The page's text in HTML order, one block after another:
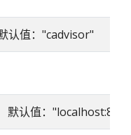
值："cadvisor"
认值：